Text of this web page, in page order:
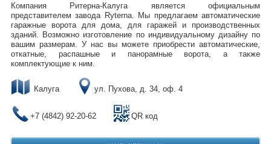
Компания Ритерна-Калуга является официальным
представителем завода Ryterna. Мы предлагаем автоматические
гаражные ворота для дома, для гаражей и производственных
зданий. Возможно изготовление по индивидуальному дизайну по
вашим размерам. У нас вы можете приобрести автоматические,
откатные, распашные и панорамные ворота, а также
комплектующие к ним.
Калуга ул. Пухова, д. 34, оф. 4
+7 (4842) 92-20-62 QR код